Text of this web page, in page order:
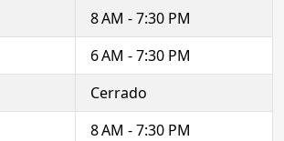
8 AM - 7:30 PM
6 AM - 7:30 PM
Cerrado
8 AM - 7:30 PM